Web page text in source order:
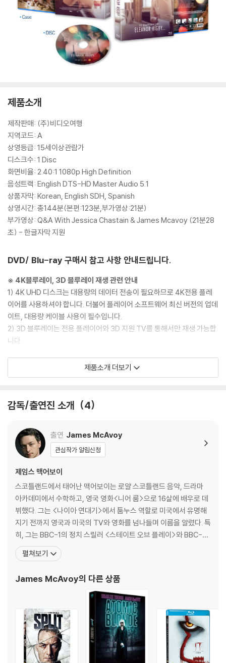
제품소개
제작판매: (주)비디오여행
지역코드: A
상영등급: 15세이상관람가
디스크수: 1 Disc
화면비율: 2.40:1 1080p High Definition
음성트랙: English DTS-HD Master Audio 5.1
상품자막: Korean, English SDH, Spanish
상영시간: 총144분(본편:123분,부가영상:21분)
부가영상: Q&A With Jessica Chastain & James Mcavoy (21분28
초) - 한글자막 지원
DVD/ Blu-ray 구매시 참고 사항 안내드립니다.
※ 4K블루레이, 3D 블루레이 재생 관련 안내
1) 4K UHD 디스크는 대용량의 데이터 전송이 필요하므로 4K전용 플레
이어를 사용하셔야 합니다. 더불어 플레이어 소프트웨어 최신 버전의 업데
이트, 대용량 케이블 사용이 필수입니다.
2) 3D 블루레이는 전용 플레이어와 3D 지원 TV를 통해서만 재생 가능합
니다.
※ 아웃케이스/구성품/포장 상태
1) 제작/배송 과정에서 경미한 아웃케이스 주름, 모서리 눌림 및 갈라짐이
다.
2) 스틸북 케이스 제작 과정에서 기포 혹은 경미한 인쇄 오류가 발생할 수
3) 렌티큘러 스틸북의 경우, 보호필름이 붙어 판매되기도 합니다. 보호필
름 손상에 의한 교환/반품은 불가합니다.
4) 본품 보호를 위해 노란색의 카톤 박스로 재포장한 경우, 카톤박스 손상
에 의한 교환/반품은 불가합니다.
5) 아웃케이스/구성품/포장 상태 불량에 의한 교환/반품 신청시 불량 확
인을 위해 개봉 시의 동영상을 요청할 수 있으며, 동영상이 없는 경우 교
환/반품이 제한될 수 있습니다.
※ 디스크 재생 불량
1) 기기 문제로 인해 발생하는 재생 불량 현상에 대해서는 반품/교환이 불
가하니 최신 소프트웨어로 업데이트된 DVD/BD 전용 기기에서 재생하실
2) 정전기와 먼지로 인해 재생이 원활하지 않은 경우가 있습니다. 디스크
를 마른 천으로 닦으시거나, DVD 클리너 등 전용 제품을 이용하면 대부분
해결됩니다.
3) 일부 PC 연결형 ODD의 경우 호환 상의 문제로 정상적인 디스크도 재
생이 불가능한 경우가 있습니다. 독립형 전용 플레이어 사용을 권장드리
며, ODD 사용으로 인한 재생 불량의 경우 교환 시에도 동일한 오류가 발
생할 수 있음을 알려드립니다.
제품소개 더보기
감독/출연진 소개 4
출연 James McAvoy
관심작가 알림신청
제임스 맥어보이
스코틀랜드에서 태어난 맥어보이는 로얄 스코틀랜드 음악, 드라마
아카데미에서 수학하고, 영국 영화<니어 룸>으로 16살에 배우로 데
뷔했다. 그는 <나이아 연대기>에서 툼누스 역할로 미국에서 유명해
지기 전까지 영국과 미국의 TV와 영화를 넘나들며 이름을 알렸다. 특
히, 그는 BBC-1의 정치 스릴러 <스테이트 오브 플레이>와 BBC-2
의 <얼리 도어스>에서의 연기로 찬사를 받았으며, <인사이드 아임
댄싱>에서는 근육질이지만 영양실조 희생자가 된 로리 오시아 역으
사자, 마녀 그리고 옷장>로 2006년 엠파이어 영
펼쳐보기
James McAvoy의 다른 상품